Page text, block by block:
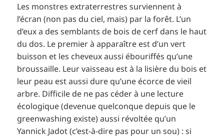
Les monstres extraterrestres surviennent à
l’écran (non pas du ciel, mais) par la forêt. L’un
d’eux a des semblants de bois de cerf dans le haut
du dos. Le premier à apparaître est d’un vert
buisson et les cheveux aussi ébouriffés qu’une
broussaille. Leur vaisseau est à la lisière du bois et
leur peau est aussi dure qu’une écorce de vieil
arbre. Difficile de ne pas céder à une lecture
écologique (devenue quelconque depuis que le
greenwashing existe) aussi révoltée qu’un
Yannick Jadot (c’est-à-dire pas pour un sou) : si